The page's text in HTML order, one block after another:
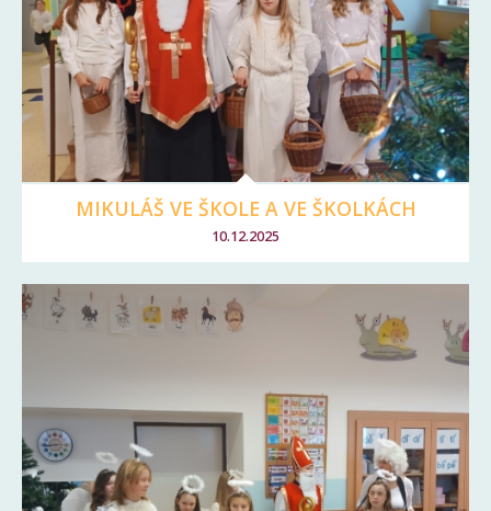
MIKULÁŠ VE ŠKOLE A VE ŠKOLKÁCH
10.12.2025